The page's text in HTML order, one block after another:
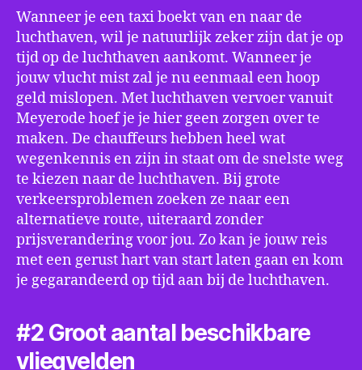
Wanneer je een taxi boekt van en naar de
luchthaven, wil je natuurlijk zeker zijn dat je op
tijd op de luchthaven aankomt. Wanneer je
jouw vlucht mist zal je nu eenmaal een hoop
geld mislopen. Met luchthaven vervoer vanuit
Meyerode hoef je je hier geen zorgen over te
maken. De chauffeurs hebben heel wat
wegenkennis en zijn in staat om de snelste weg
te kiezen naar de luchthaven. Bij grote
verkeersproblemen zoeken ze naar een
alternatieve route, uiteraard zonder
prijsverandering voor jou. Zo kan je jouw reis
met een gerust hart van start laten gaan en kom
je gegarandeerd op tijd aan bij de luchthaven.
#2 Groot aantal beschikbare
vliegvelden